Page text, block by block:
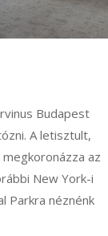
Budapest
A letisztult,
az
New York-i
Parkra néznénk